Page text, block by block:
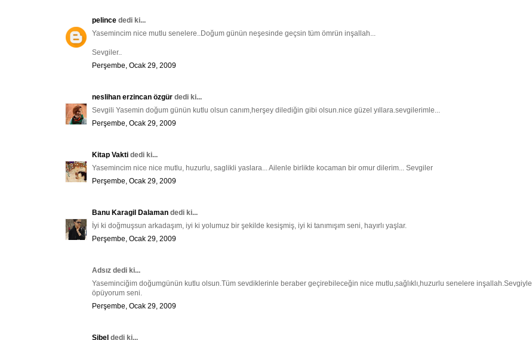
pelince dedi ki...
Yasemincim nice mutlu senelere..Doğum günün neşesinde geçsin tüm ömrün inşallah...
Sevgiler..
Perşembe, Ocak 29, 2009
neslihan erzincan özgür dedi ki...
Sevgili Yasemin doğum günün kutlu olsun canım,herşey dilediğin gibi olsun.nice güzel yıllara.sevgilerimle...
Perşembe, Ocak 29, 2009
Kitap Vakti dedi ki...
Yasemincim nice nice mutlu, huzurlu, saglikli yaslara... Ailenle birlikte kocaman bir omur dilerim... Sevgiler
Perşembe, Ocak 29, 2009
Banu Karagil Dalaman dedi ki...
İyi ki doğmuşsun arkadaşım, iyi ki yolumuz bir şekilde kesişmiş, iyi ki tanımışım seni, hayırlı yaşlar.
Perşembe, Ocak 29, 2009
Adsız dedi ki...
Yaseminciğim doğumgünün kutlu olsun.Tüm sevdiklerinle beraber geçirebileceğin nice mutlu,sağlıklı,huzurlu senelere inşallah.Sevgiyle
öpüyorum seni.
Perşembe, Ocak 29, 2009
Sibel dedi ki...